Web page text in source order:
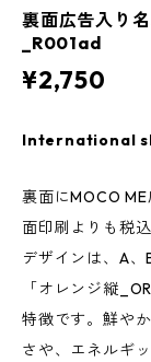
裏面広告入り
_R001ad
¥2,750
International
裏面にMOCO
面印刷よりも税
デザインは、A、
「オレンジ縦
特徴です。鮮や
さや、エネルギ